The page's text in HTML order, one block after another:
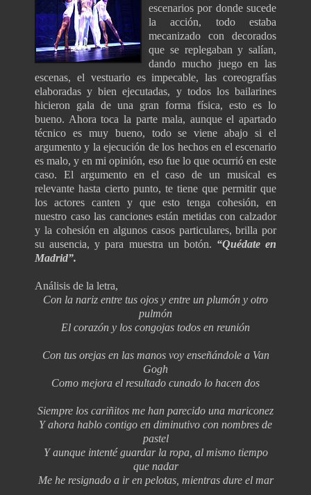
escenarios por donde sucede
la acción, todo estaba
mecanizado con decorados
que se replegaban y salían,
dando mucho juego en las
escenas, el vestuario es impecable, las coreografías
elaboradas y bien ejecutadas, y todos los bailarines
hicieron gala de una gran forma física, esto es lo
bueno. Ahora toca la parte mala, aunque el apartado
técnico es muy bueno, todo se viene abajo si el
argumento y la ejecución de los hechos en el escenario
es malo, y en mi opinión, eso fue lo que ocurrió en este
caso. El argumento en el caso de un musical es
relevante hasta cierto punto, te tiene que permitir que
los actores canten y que esto tenga cohesión, en
nuestro caso las canciones están metidas con calzador
y la cohesión en algunos casos particulares, brilla por
su ausencia, y para muestra un botón. “Quédate en
Madrid”.
Análisis de la letra,
Con la nariz entre tus ojos y entre un plumón y otro
pulmón
El corazón y los congojas todos en reunión
Con tus orejas en las manos voy enseñándole a Van
Gogh
Como mejora el resultado cunado lo hacen dos
Siempre los cariñitos me han parecido una mariconez
Y ahora hablo contigo en diminutivo con nombres de
pastel
Y aunque intenté guardar la ropa, al mismo tiempo
que nadar
Me he resignado a ir en pelotas, mientras dure el mar